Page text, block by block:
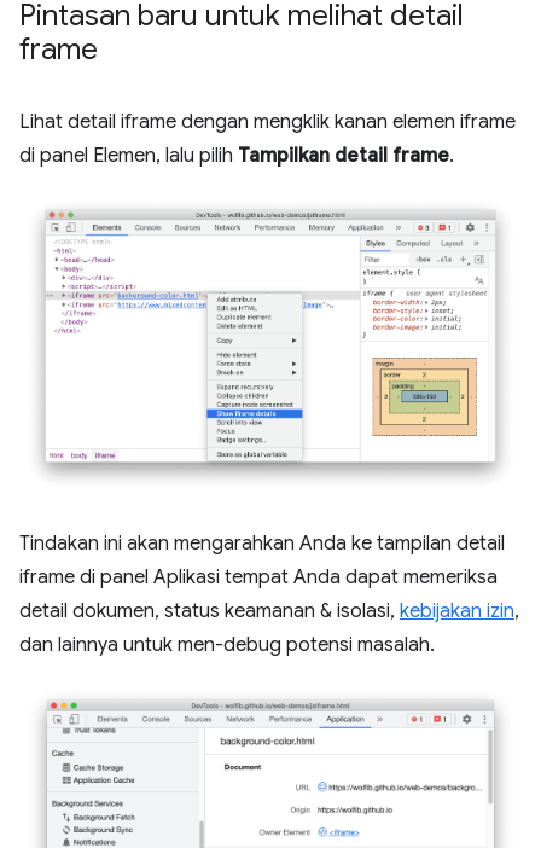
Pintasan baru untuk melihat detail
frame
Lihat detail iframe dengan mengklik kanan elemen iframe
di panel Elemen, lalu pilih Tampilkan detail frame.
Tindakan ini akan mengarahkan Anda ke tampilan detail
iframe di panel Aplikasi tempat Anda dapat memeriksa
detail dokumen, status keamanan & isolasi, kebijakan izin,
dan lainnya untuk men-debug potensi masalah.